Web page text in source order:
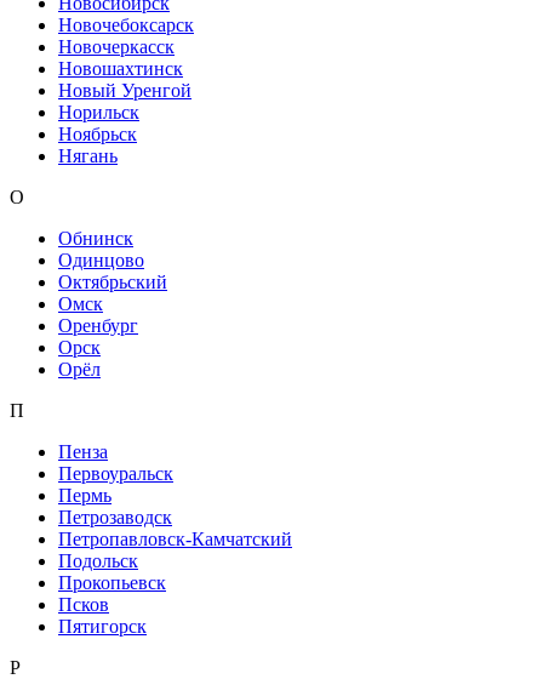
Новочебоксарск
Новочеркасск
Новошахтинск
Новый Уренгой
Норильск
Ноябрьск
Нягань
О
Обнинск
Одинцово
Октябрьский
Омск
Оренбург
Орск
Орёл
П
Пенза
Первоуральск
Пермь
Петрозаводск
Петропавловск-Камчатский
Подольск
Прокопьевск
Псков
Пятигорск
Р